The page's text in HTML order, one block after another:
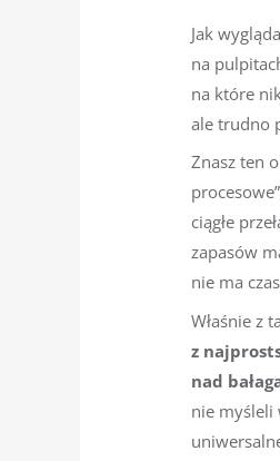
Jak
na
na które
ale trudno
Znasz ten
ciągłe
zapasów
nie ma
Właśnie z
z
nad
nie myśleli